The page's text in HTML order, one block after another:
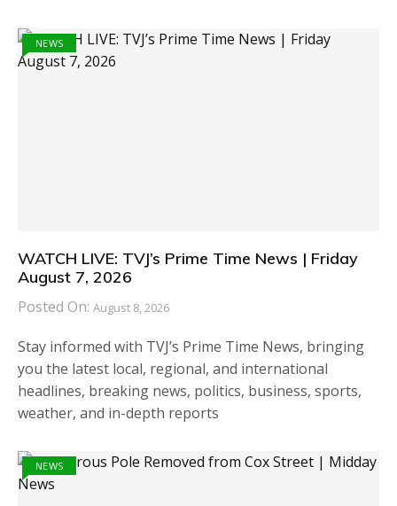
NEWS
WATCH LIVE: TVJ’s Prime Time News | Friday
August 7, 2026
Posted On: August 8, 2026
Stay informed with TVJ’s Prime Time News, bringing
you the latest local, regional, and international
headlines, breaking news, politics, business, sports,
weather, and in-depth reports
NEWS